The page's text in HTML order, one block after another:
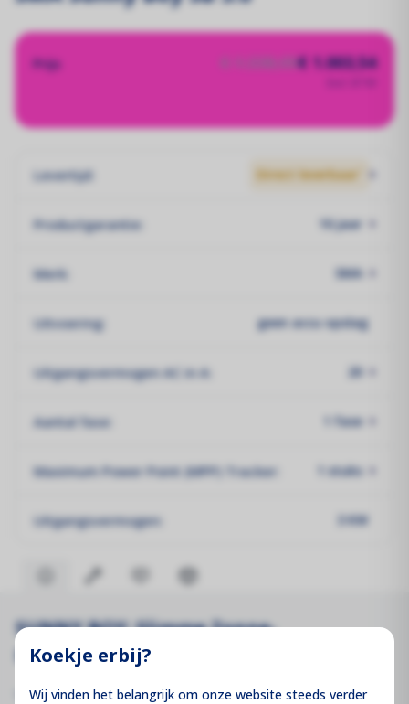
Koekje erbij?
Wij vinden het belangrijk om onze website steeds verder
Prijs € 1.338,05€ 1.003,54
Levertijd: Direct leverbaar`
Productgarantie: 10 jaar
Merk: SMA
Uitvoering: geen accu opslag
Uitgangsvermogen AC in A: 20
Aantal fase: 1 fase
Maximum Power Point (MPP) Tracker: 1 stuks
Uitgangsvermogen: 3 KW
SUNNY BOY: Slimme Zonne-
Energieopwekking voor Thuis
Verhoog uw energieopbrengst met de nieuwe Sunny Boy